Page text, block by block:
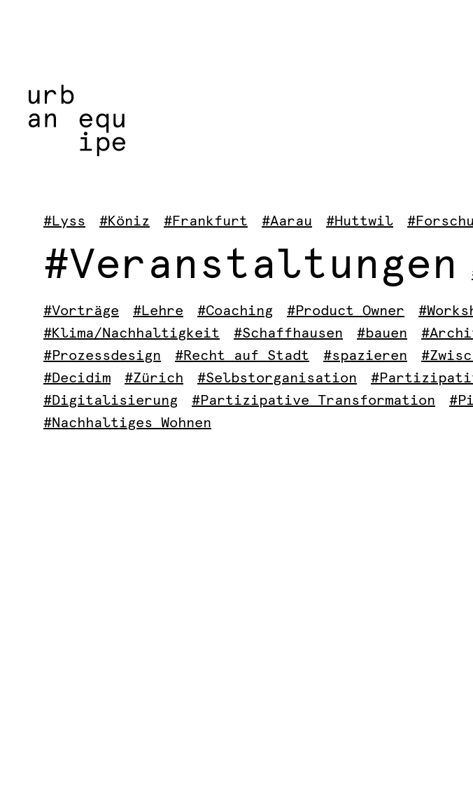
#Lyss #Köniz #Frankfurt #Aarau #Huttwil
#Veranstaltungen
#Vorträge #Lehre #Coaching #Product Owner
#Klima/Nachhaltigkeit
#Schaffhausen #bauen
#Prozessdesign
#Recht auf Stadt #spazieren
#Decidim
#Zürich #Selbstorganisation
#Digitalisierung
#Partizipative Transformation
#Nachhaltiges Wohnen